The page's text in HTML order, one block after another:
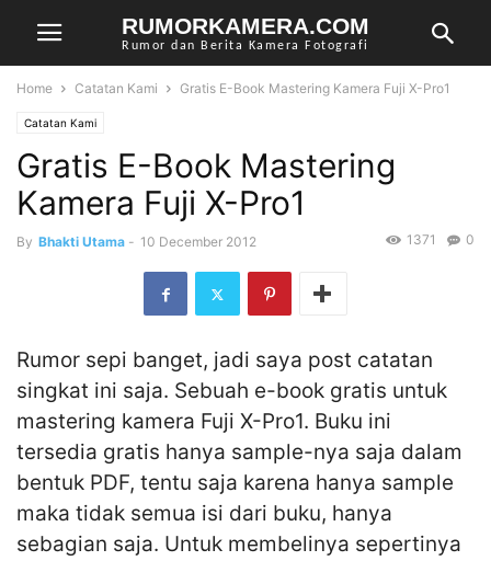
RUMORKAMERA.COM
Rumor dan Berita Kamera Fotografi
Home Catatan Kami Gratis E-Book Mastering Kamera Fuji X-Pro1
Catatan Kami
Gratis E-Book Mastering
Kamera Fuji X-Pro1
By Bhakti Utama - 10 December 2012 0
1371
Rumor sepi banget, jadi saya post catatan
singkat ini saja. Sebuah e-book gratis untuk
mastering kamera Fuji X-Pro1. Buku ini
tersedia gratis hanya sample-nya saja dalam
bentuk PDF, tentu saja karena hanya sample
maka tidak semua isi dari buku, hanya
sebagian saja. Untuk membelinya sepertinya